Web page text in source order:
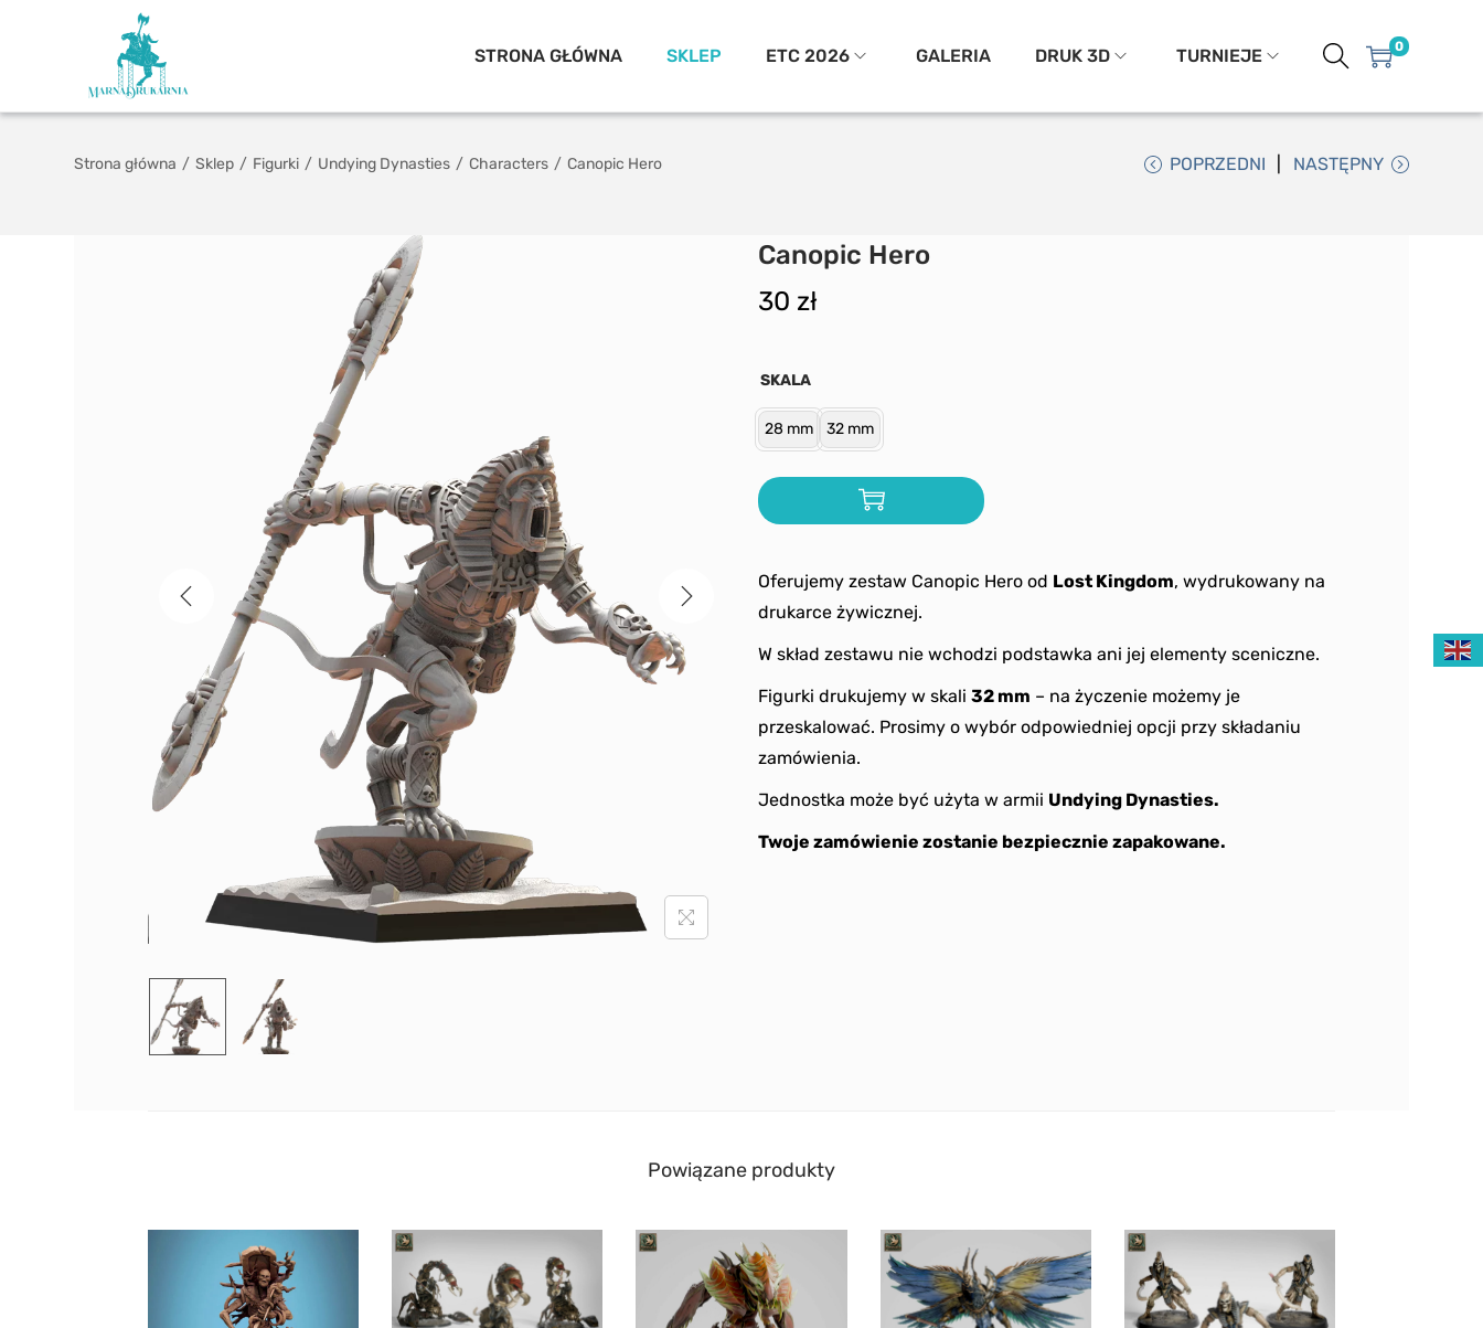
STRONA GŁÓWNA SKLEP ETC 2026 GALERIA DRUK 3D TURNIEJE 0
Strona główna / Sklep / Figurki / Undying Dynasties / Characters / Canopic Hero POPRZEDNI NASTĘPNY
Canopic Hero
30 zł
Oferujemy zestaw Canopic Hero od Lost Kingdom, wydrukowany na
drukarce żywicznej.
W skład zestawu nie wchodzi podstawka ani jej elementy sceniczne.
Figurki drukujemy w skali 32 mm – na życzenie możemy je
przeskalować. Prosimy o wybór odpowiedniej opcji przy składaniu
zamówienia.
Jednostka może być użyta w armii Undying Dynasties.
Twoje zamówienie zostanie bezpiecznie zapakowane.
SKALA
28 mm 32 mm
Powiązane produkty